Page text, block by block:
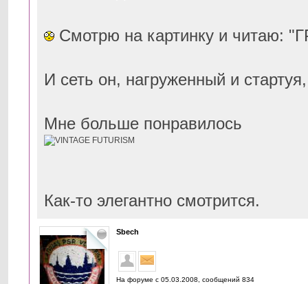
Смотрю на картинку и читаю:
И сеть он, нагруженный и
Мне больше понравилось
Как-то элегантно смотрится.
Sbech
На форуме с 05.03.2008, cообщений 834